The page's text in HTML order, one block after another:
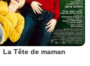
La Tête de maman